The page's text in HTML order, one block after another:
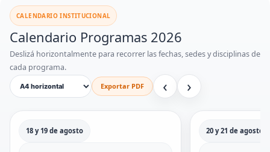
CALENDARIO INSTITUCIONAL
Calendario Programas 2026
Deslizá horizontalmente para recorrer las fechas, sedes y disciplinas de
cada programa.
Exportar PDF ‹ ›
18 y 19 de agosto 20 y 21 de agosto